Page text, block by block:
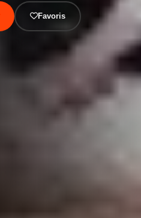
Favoris